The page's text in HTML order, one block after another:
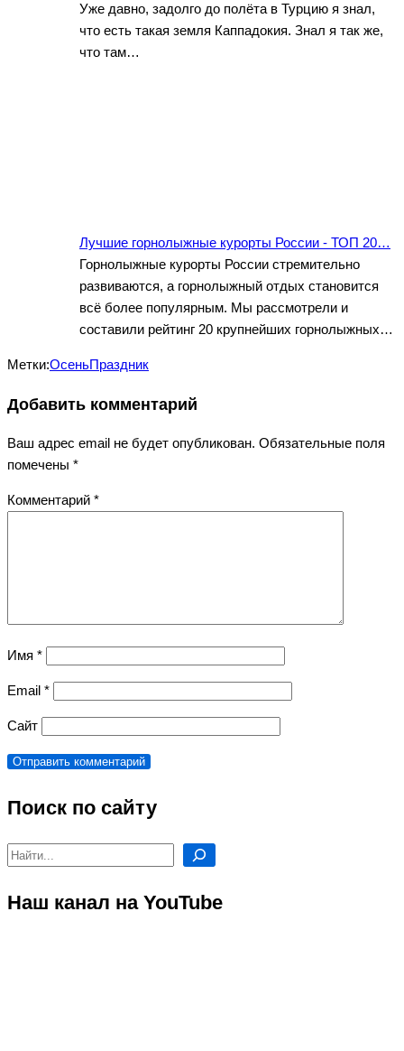
Уже давно, задолго до полёта в Турцию я знал,
что есть такая земля Каппадокия. Знал я так же,
что там…
Лучшие горнолыжные курорты России - ТОП 20…
Горнолыжные курорты России стремительно
развиваются, а горнолыжный отдых становится
всё более популярным. Мы рассмотрели и
составили рейтинг 20 крупнейших горнолыжных…
Метки:ОсеньПраздник
Добавить комментарий
Ваш адрес email не будет опубликован. Обязательные поля
помечены *
Комментарий *
Имя *
Email *
Сайт
Поиск по сайту
Поиск
Наш канал на YouTube